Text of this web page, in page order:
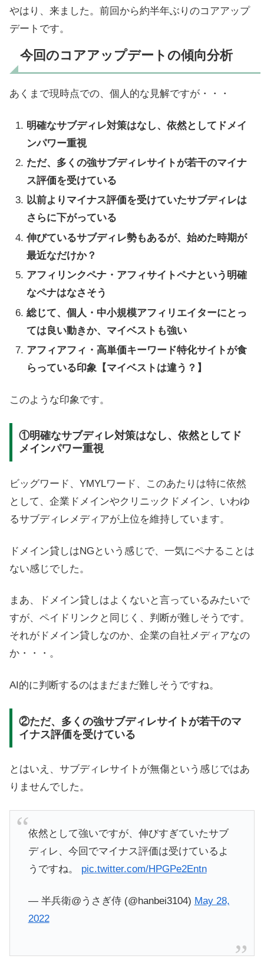
やはり、来ました。前回から約半年ぶりのコアアップ
デートです。
今回のコアアップデートの傾向分析
あくまで現時点での、個人的な見解ですが・・・
明確なサブディレ対策はなし、依然としてドメイ
ンパワー重視
ただ、多くの強サブディレサイトが若干のマイナ
ス評価を受けている
以前よりマイナス評価を受けていたサブディレは
さらに下がっている
伸びているサブディレ勢もあるが、始めた時期が
最近なだけか？
アフィリンクペナ・アフィサイトペナという明確
なペナはなさそう
総じて、個人・中小規模アフィリエイターにとっ
ては良い動きか、マイベストも強い
アフィアフィ・高単価キーワード特化サイトが食
らっている印象 【マイベストは違う？ 】
このような印象です。
①明確なサブディレ対策はなし、依然としてド
メインパワー重視
ビッグワード、YMYLワード、このあたりは特に依然
として、企業ドメインやクリニックドメイン、いわゆ
るサブディレメディアが上位を維持しています。
ドメイン貸しはNGという感じで、一気にペナることは
ない感じでした。
まあ、ドメイン貸しはよくないと言っているみたいで
すが、ペイドリンクと同じく、判断が難しそうです。
それがドメイン貸しなのか、企業の自社メディアなの
か・・・。
AI的に判断するのはまだまだ難しそうですね。
②ただ、多くの強サブディレサイトが若干のマ
イナス評価を受けている
とはいえ、サブディレサイトが無傷という感じではあ
りませんでした。
依然として強いですが、伸びすぎていたサブ
ディレ、今回でマイナス評価は受けているよ
うですね。 pic.twitter.com/HPGPe2Entn
— 半兵衛@うさぎ侍 (@hanbei3104) May 28,
2022